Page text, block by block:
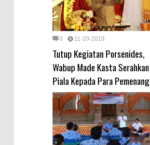
0 11-20-2018
Tutup Kegiatan Porsenides,
Wabup Made Kasta Serahkan
Piala Kepada Para Pemenang